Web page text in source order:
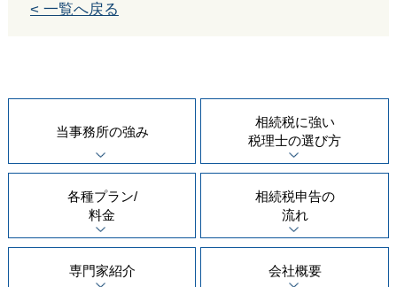
< 一覧へ戻る
当事務所の強み
相続税に強い
税理士の選び方
各種プラン/
料金
相続税申告の
流れ
専門家紹介 会社概要